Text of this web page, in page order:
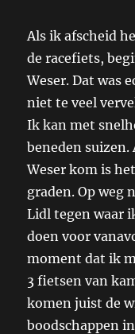
Als ik afscheid
de racefiets,
Weser. Dat was
niet te veel
Ik kan met
beneden
Weser kom is
graden. Op weg
Lidl tegen waar
doen voor
moment dat ik
3 fietsen van
komen juist de
boodschappen